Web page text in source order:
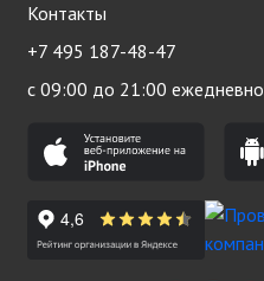
Контакты
+7 495 187-48-47
с 09:00 до 21:00 ежедневно